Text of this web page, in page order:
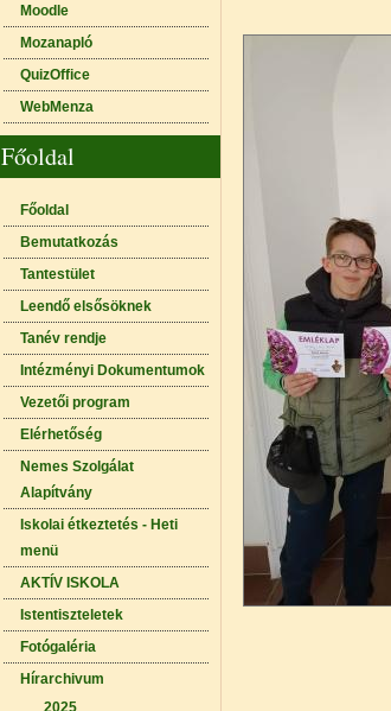
Moodle
Mozanapló
QuizOffice
WebMenza
Főoldal
Főoldal
Bemutatkozás
Tantestület
Leendő elsősöknek
Tanév rendje
Intézményi Dokumentumok
Vezetői program
Elérhetőség
Nemes Szolgálat
Alapítvány
Iskolai étkeztetés - Heti
menü
AKTÍV ISKOLA
Istentiszteletek
Fotógaléria
Hírarchivum
2025